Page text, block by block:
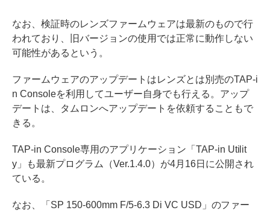
なお、検証時のレンズファームウェアは最新のもので行
われており、旧バージョンの使用では正常に動作しない
可能性があるという。
ファームウェアのアップデートはレンズとは別売のTAP-i
n Consoleを利用してユーザー自身でも行える。アップ
デートは、タムロンへアップデートを依頼することもで
きる。
TAP-in Console専用のアプリケーション「TAP-in Utilit
y」も最新プログラム（Ver.1.4.0）が4月16日に公開され
ている。
なお、「SP 150-600mm F/5-6.3 Di VC USD」のファー